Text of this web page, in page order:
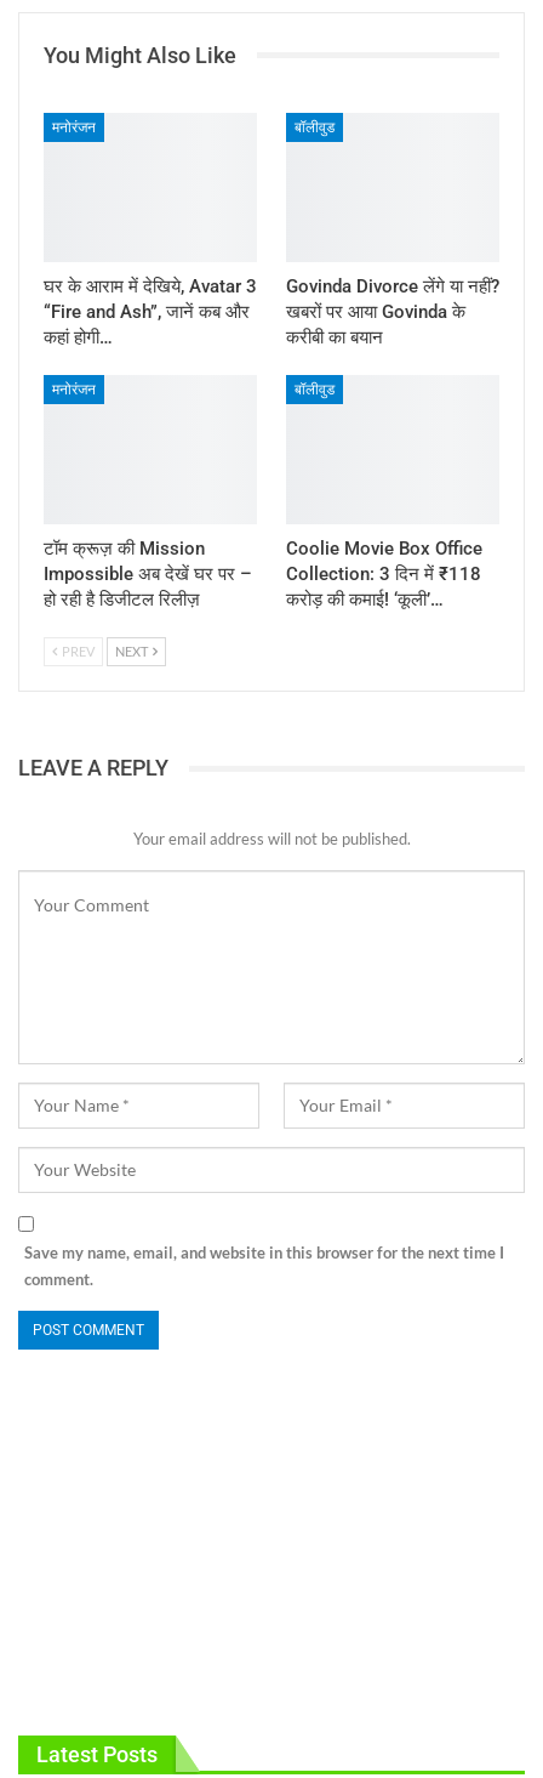
You Might Also Like
मनोरंजन
घर के आराम में देखिये, Avatar 3
“Fire and Ash”, जानें कब और
कहां होगी…
बॉलीवुड
Govinda Divorce लेंगे या नहीं?
खबरों पर आया Govinda के
करीबी का बयान
मनोरंजन
टॉम क्रूज़ की Mission
Impossible अब देखें घर पर –
हो रही है डिजीटल रिलीज़
बॉलीवुड
Coolie Movie Box Office
Collection: 3 दिन में ₹118
करोड़ की कमाई! ‘कूली’…
PREV NEXT
LEAVE A REPLY
Your email address will not be published.
Save my name, email, and website in this browser for the next time I
comment.
Latest Posts